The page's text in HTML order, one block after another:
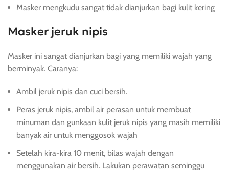
Masker mengkudu sangat tidak dianjurkan bagi kulit kering
Masker jeruk nipis
Masker ini sangat dianjurkan bagi yang memiliki wajah yang
berminyak. Caranya:
Ambil jeruk nipis dan cuci bersih.
Peras jeruk nipis, ambil air perasan untuk membuat
minuman dan gunkaan kulit jeruk nipis yang masih memiliki
banyak air untuk menggosok wajah
Setelah kira-kira 10 menit, bilas wajah dengan
menggunakan air bersih. Lakukan perawatan seminggu